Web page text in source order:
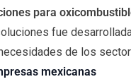
para
fue
de los
mexicanas